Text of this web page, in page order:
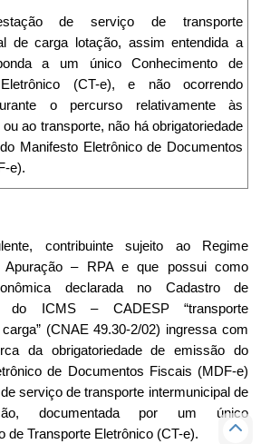
de serviço de transporte
de carga lotação, assim entendida a
a um único Conhecimento de
(CT-e), e não ocorrendo
o percurso relativamente às
ao transporte, não há obrigatoriedade
Manifesto Eletrônico de Documentos
e).
contribuinte sujeito ao Regime
Apuração – RPA e que possui como
declarada no Cadastro de
do ICMS – CADESP “transporte
(CNAE 49.30-2/02) ingressa com
da obrigatoriedade de emissão do
de Documentos Fiscais (MDF-e)
serviço de transporte intermunicipal de
documentada por um único
de Transporte Eletrônico (CT-e).